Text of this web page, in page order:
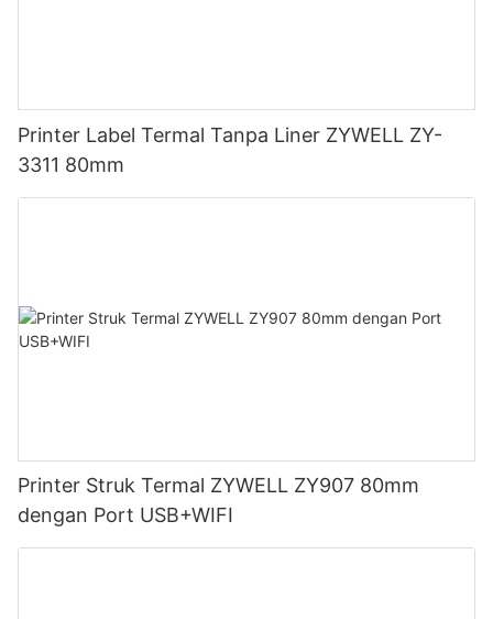
Printer Label Termal Tanpa Liner ZYWELL ZY-
3311 80mm
Printer Struk Termal ZYWELL ZY907 80mm
dengan Port USB+WIFI